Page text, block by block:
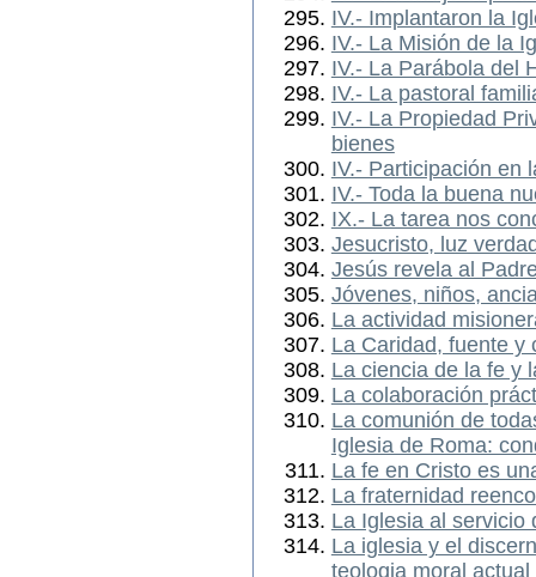
IV.- Implantaron la
IV.- La Misión de la
IV.- La Parábola del
IV.- La pastoral
IV.- La Propiedad
bienes
IV.- Participación en
IV.- Toda la buena
IX.- La tarea nos
Jesucristo, luz
Jesús revela al
Jóvenes, niños,
La actividad
La Caridad, fuente y
La ciencia de la fe y
La colaboración
La comunión de
Iglesia de Roma:
La fe en Cristo es
La fraternidad
La Iglesia al servicio
La iglesia y el
teologia moral actual